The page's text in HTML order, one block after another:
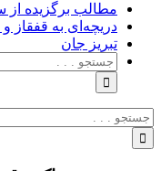
مطالب برگزیده از
دریچه‌ای به قفقاز و
تبریزِ جان
جستجو
برای:
جستجو
برای: